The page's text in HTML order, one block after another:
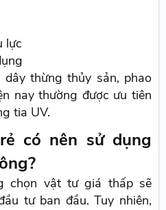
lực
thừng thủy sản, phao
nay thường được ưu tiên
tia UV.
có nên sử dụng
chọn vật tư giá thấp sẽ
tư ban đầu. Tuy nhiên,